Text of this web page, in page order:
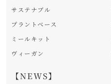
サステナブル
プラントベース
ミールキット
ヴィーガン
【NEWS】